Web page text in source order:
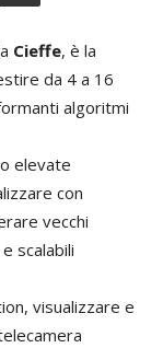
Cieffe, è la
da 4 a 16
algoritmi
elevate
con
vecchi
scalabili
visualizzare e